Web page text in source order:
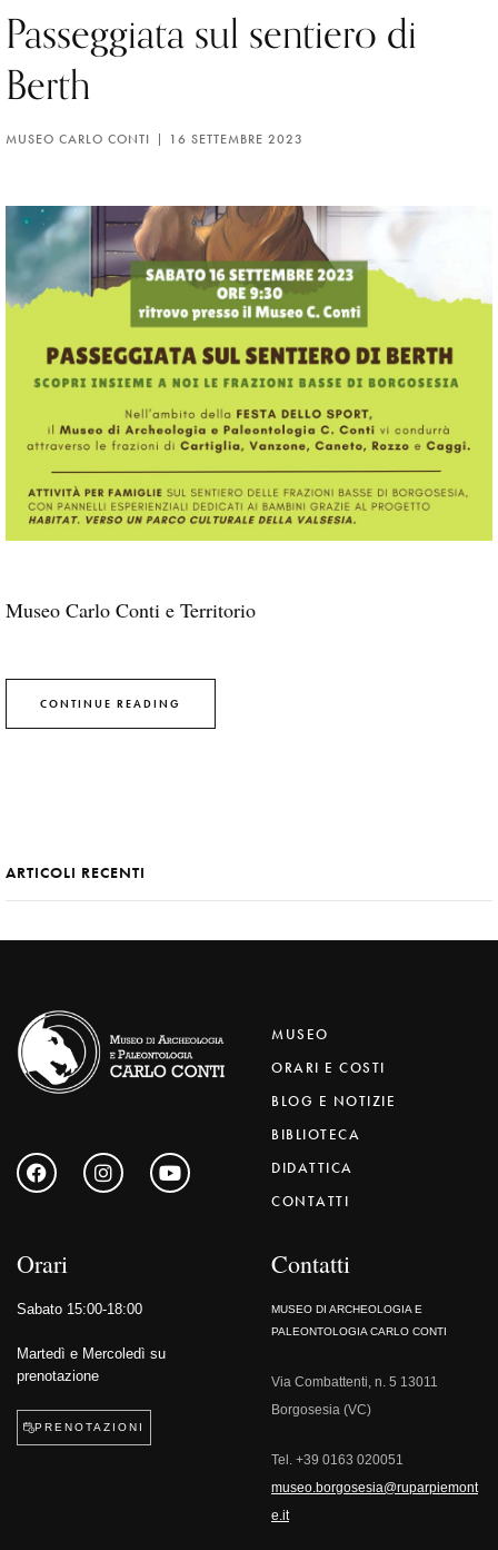
Passeggiata sul sentiero di
Berth
MUSEO CARLO CONTI 16 SETTEMBRE 2023
Museo Carlo Conti e Territorio
CONTINUE READING
ARTICOLI RECENTI
MUSEO
ORARI E COSTI
BLOG E NOTIZIE
BIBLIOTECA
DIDATTICA
CONTATTI
Orari
Sabato 15:00-18:00
Martedì e Mercoledì su
prenotazione
PRENOTAZIONI
Contatti
MUSEO DI ARCHEOLOGIA E
PALEONTOLOGIA CARLO CONTI
Via Combattenti, n. 5 13011
Borgosesia (VC)
Tel. +39 0163 020051
museo.borgosesia@ruparpiemont
e.it